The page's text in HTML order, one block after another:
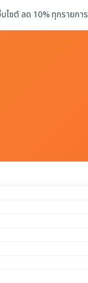
ไซต์ ลด 10% ทุกรายการ